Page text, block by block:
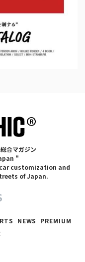
合マガジン
"
customization and
of Japan.
NEWS
PREMIUM